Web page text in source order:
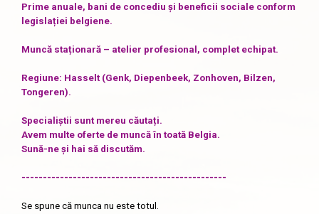
Prime anuale, bani de concediu și beneficii sociale conform
legislației belgiene.
Muncă staționară – atelier profesional, complet echipat.
Regiune: Hasselt (Genk, Diepenbeek, Zonhoven, Bilzen,
Tongeren).
Specialiștii sunt mereu căutați.
Avem multe oferte de muncă în toată Belgia.
Sună-ne și hai să discutăm.
------------------------------------------------
Se spune că munca nu este totul.